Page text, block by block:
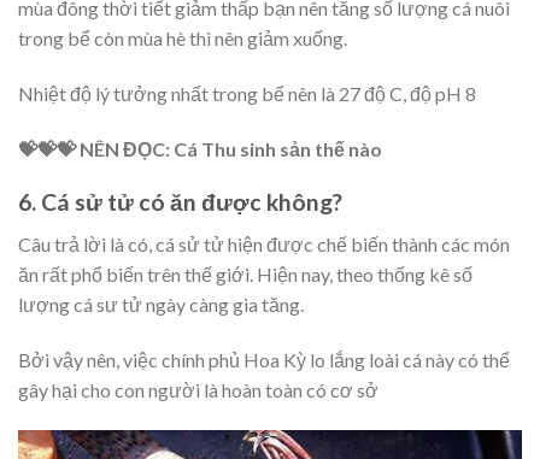
mùa đông thời tiết giảm thấp bạn nên tăng số lượng cá nuôi
trong bể còn mùa hè thì nên giảm xuống.
Nhiệt độ lý tưởng nhất trong bể nên là 27 độ C, độ pH 8
💝💝💝 NÊN ĐỌC: Cá Thu sinh sản thế nào
6. Cá sử tử có ăn được không?
Câu trả lời là có, cá sử tử hiện được chế biến thành các món
ăn rất phổ biến trên thế giới. Hiện nay, theo thống kê số
lượng cá sư tử ngày càng gia tăng.
Bởi vậy nên, việc chính phủ Hoa Kỳ lo lắng loài cá này có thể
gây hại cho con người là hoàn toàn có cơ sở